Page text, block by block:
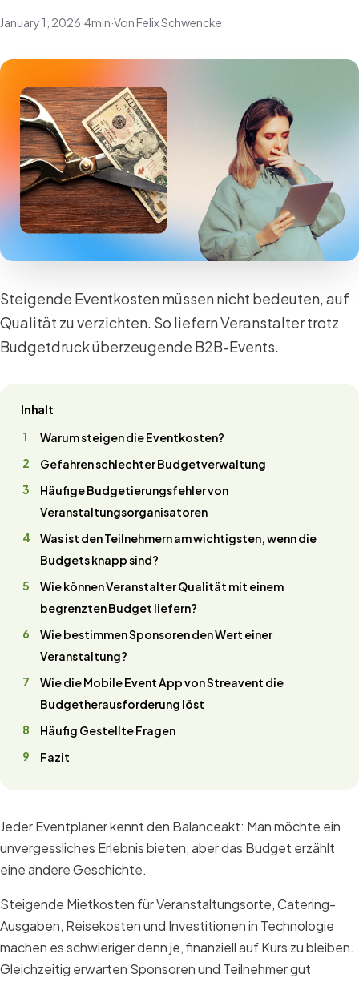
January 1, 2026·4min·Von Felix Schwencke
Steigende Eventkosten müssen nicht bedeuten, auf
Qualität zu verzichten. So liefern Veranstalter trotz
Budgetdruck überzeugende B2B-Events.
Inhalt
Warum steigen die Eventkosten?
Gefahren schlechter Budgetverwaltung
Häufige Budgetierungsfehler von
Veranstaltungsorganisatoren
Was ist den Teilnehmern am wichtigsten, wenn die
Budgets knapp sind?
Wie können Veranstalter Qualität mit einem
begrenzten Budget liefern?
Wie bestimmen Sponsoren den Wert einer
Veranstaltung?
Wie die Mobile Event App von Streavent die
Budgetherausforderung löst
Häufig Gestellte Fragen
Fazit
Jeder Eventplaner kennt den Balanceakt: Man möchte ein
unvergessliches Erlebnis bieten, aber das Budget erzählt
eine andere Geschichte.
Steigende Mietkosten für Veranstaltungsorte, Catering-
Ausgaben, Reisekosten und Investitionen in Technologie
machen es schwieriger denn je, finanziell auf Kurs zu bleiben.
Gleichzeitig erwarten Sponsoren und Teilnehmer gut